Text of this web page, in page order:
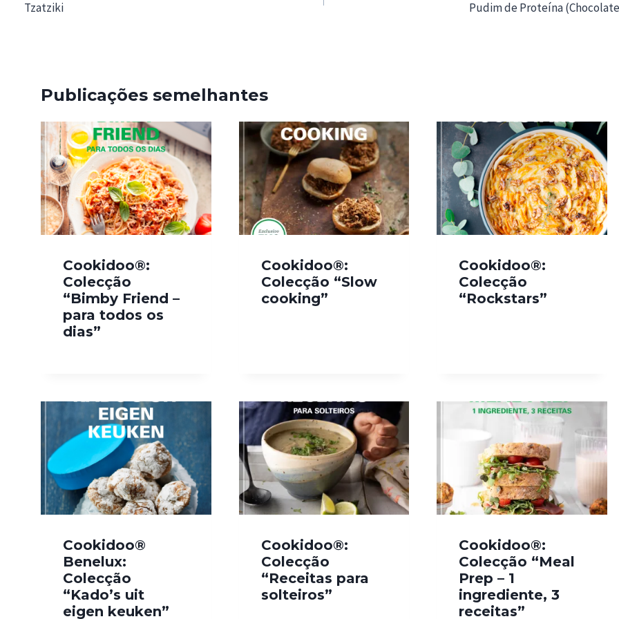
de
Tzatziki Pudim de Proteína
Publicações semelhantes
Cookidoo®:
Colecção
“Bimby Friend –
para todos os
dias”
Cookidoo®:
Colecção “Slow
cooking”
Cookidoo®:
Colecção
“Rockstars”
Cookidoo®
Benelux:
Colecção
“Kado’s uit
eigen keuken”
Cookidoo®:
Colecção
“Receitas para
solteiros”
Cookidoo®:
Colecção “Meal
Prep – 1
ingrediente, 3
receitas”